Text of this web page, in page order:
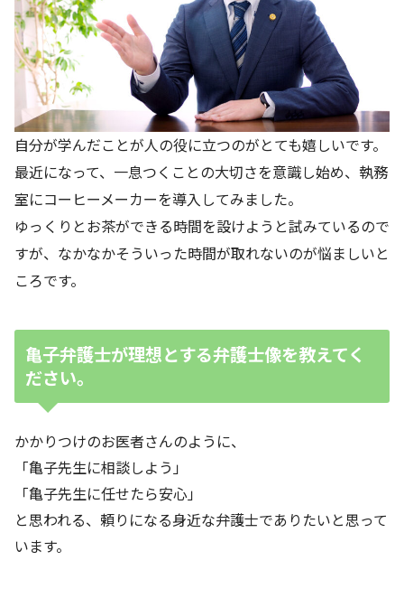
自分が学んだことが人の役に立つのがとても嬉しいです。
最近になって、一息つくことの大切さを意識し始め、執務
室にコーヒーメーカーを導入してみました。
ゆっくりとお茶ができる時間を設けようと試みているので
すが、なかなかそういった時間が取れないのが悩ましいと
ころです。
亀子弁護士が理想とする弁護士像を教えてく
ださい。
かかりつけのお医者さんのように、
「亀子先生に相談しよう」
「亀子先生に任せたら安心」
と思われる、頼りになる身近な弁護士でありたいと思って
います。